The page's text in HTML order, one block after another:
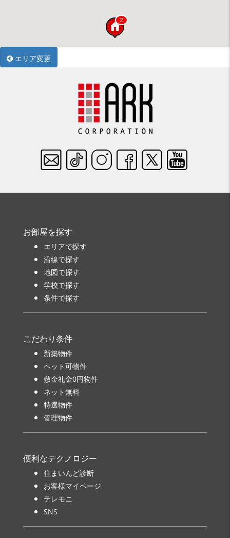
2
エリア変更
お部屋を探す
エリアで探す
沿線で探す
地図で探す
学校で探す
条件で探す
こだわり条件
新築物件
ペット可物件
敷金礼金0円物件
ネット無料
特選物件
管理物件
便利なテクノロジー
住まいんど診断
お客様マイページ
テレモニ
SNS